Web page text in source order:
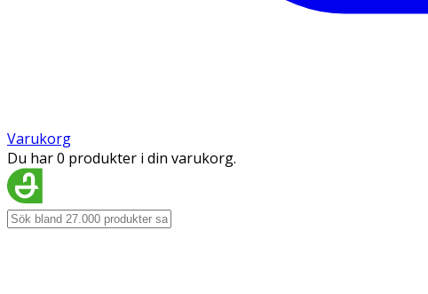
Varukorg
Du har 0 produkter i din varukorg.